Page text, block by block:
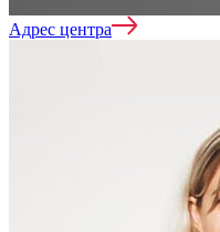
Адрес центра